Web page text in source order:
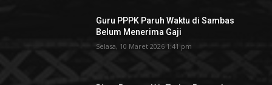
Guru PPPK Paruh Waktu di Sambas
Belum Menerima Gaji
Selasa, 10 Maret 2026 1:41 pm